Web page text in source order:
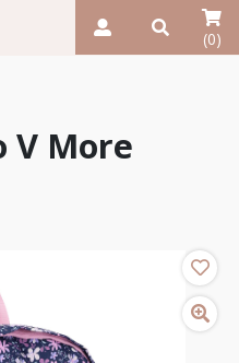
(0)
V More